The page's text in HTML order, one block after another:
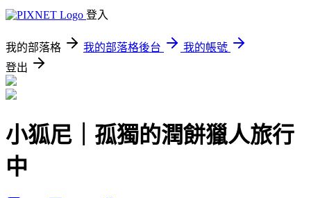
登入
我的部落格 我的部落格後台
我的帳號
登出
小狐尼｜孤獨的潤餅獵人旅行
中